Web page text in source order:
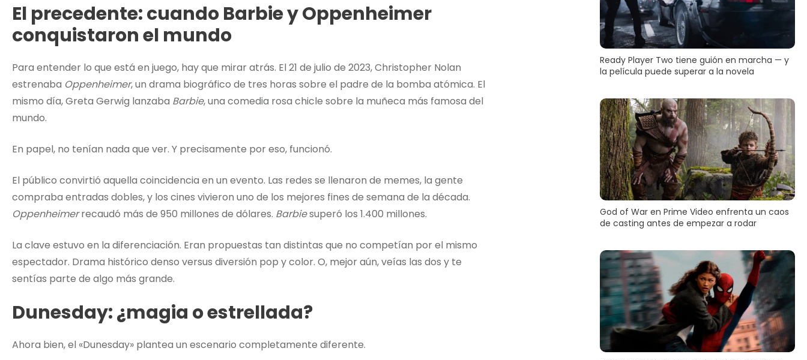
El precedente: cuando Barbie y Oppenheimer
conquistaron el mundo
Para entender lo que está en juego, hay que mirar atrás. El 21 de julio de 2023, Christopher Nolan
estrenaba Oppenheimer, un drama biográfico de tres horas sobre el padre de la bomba atómica. El
mismo día, Greta Gerwig lanzaba Barbie, una comedia rosa chicle sobre la muñeca más famosa del
mundo.
En papel, no tenían nada que ver. Y precisamente por eso, funcionó.
El público convirtió aquella coincidencia en un evento. Las redes se llenaron de memes, la gente
compraba entradas dobles, y los cines vivieron uno de los mejores fines de semana de la década.
Oppenheimerrecaudó más de 950 millones de dólares. Barbiesuperó los 1.400 millones.
La clave estuvo en la diferenciación. Eran propuestas tan distintas que no competían por el mismo
espectador. Drama histórico denso versus diversión pop y color. O, mejor aún, veías las dos y te
sentías parte de algo más grande.
Dunesday: ¿magia o estrellada?
Ahora bien, el «Dunesday» plantea un escenario completamente diferente.
Ready Player Two tiene guión en marcha — y
la película puede superar a la novela
God of War en Prime Video enfrenta un caos
de casting antes de empezar a rodar